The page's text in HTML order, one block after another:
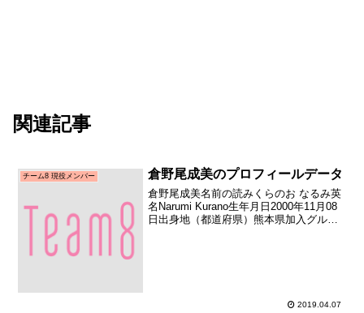
関連記事
チーム8 現役メンバー 倉野尾成美のプロフィールデータ
倉野尾成美名前の読みくらのお なるみ英
名Narumi Kurano生年月日2000年11月08
日出身地（都道府県）熊本県加入グルー
2019.04.07